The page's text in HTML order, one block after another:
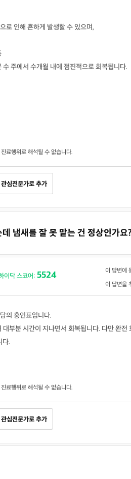
로 인해 흔하게 발생할 수 있으며,
주에서 수개월 내에 점진적으로 회복됩니다.
료행위로 해석될 수 없습니다.
관심전문가로 추가
냄새를 잘 못 맡는 건 정상인가요
이닥 스코어: 5524 이 답변에
이 답변을
의 홍인표입니다.
부분 시간이 지나면서 회복됩니다. 다만 완전
다.
료행위로 해석될 수 없습니다.
관심전문가로 추가